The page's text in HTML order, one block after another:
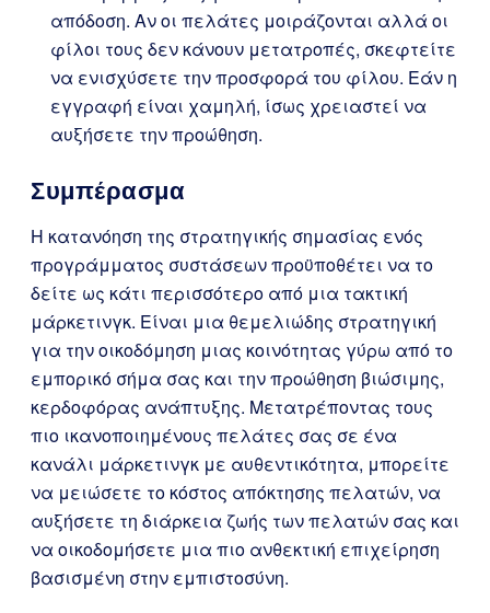
απόδοση. Αν οι πελάτες μοιράζονται αλλά οι
φίλοι τους δεν κάνουν μετατροπές, σκεφτείτε
να ενισχύσετε την προσφορά του φίλου. Εάν η
εγγραφή είναι χαμηλή, ίσως χρειαστεί να
αυξήσετε την προώθηση.
Συμπέρασμα
Η κατανόηση της στρατηγικής σημασίας ενός
προγράμματος συστάσεων προϋποθέτει να το
δείτε ως κάτι περισσότερο από μια τακτική
μάρκετινγκ. Είναι μια θεμελιώδης στρατηγική
για την οικοδόμηση μιας κοινότητας γύρω από το
εμπορικό σήμα σας και την προώθηση βιώσιμης,
κερδοφόρας ανάπτυξης. Μετατρέποντας τους
πιο ικανοποιημένους πελάτες σας σε ένα
κανάλι μάρκετινγκ με αυθεντικότητα, μπορείτε
να μειώσετε το κόστος απόκτησης πελατών, να
αυξήσετε τη διάρκεια ζωής των πελατών σας και
να οικοδομήσετε μια πιο ανθεκτική επιχείρηση
βασισμένη στην εμπιστοσύνη.